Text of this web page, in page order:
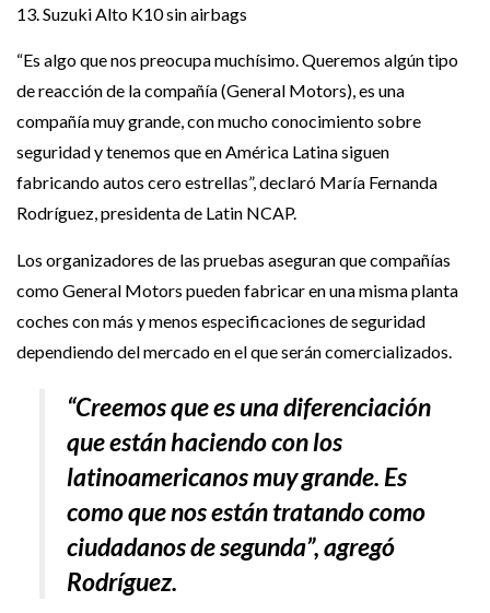
13. Suzuki Alto K10 sin airbags
“Es algo que nos preocupa muchísimo. Queremos algún tipo
de reacción de la compañía (General Motors), es una
compañía muy grande, con mucho conocimiento sobre
seguridad y tenemos que en América Latina siguen
fabricando autos cero estrellas”, declaró María Fernanda
Rodríguez, presidenta de Latin NCAP.
Los organizadores de las pruebas aseguran que compañías
como General Motors pueden fabricar en una misma planta
coches con más y menos especificaciones de seguridad
dependiendo del mercado en el que serán comercializados.
“Creemos que es una diferenciación
que están haciendo con los
latinoamericanos muy grande. Es
como que nos están tratando como
ciudadanos de segunda”, agregó
Rodríguez.